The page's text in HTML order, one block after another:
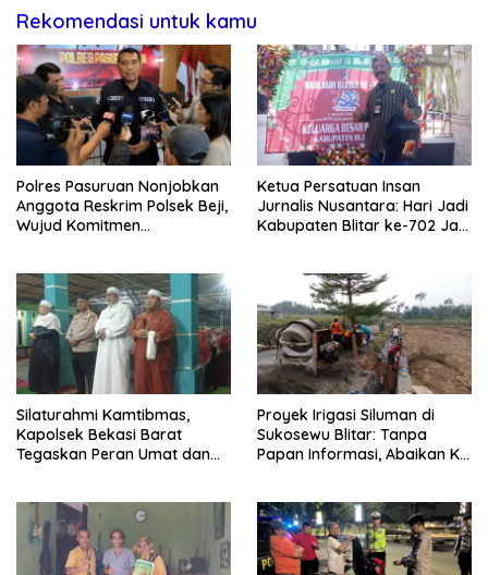
Rekomendasi untuk kamu
Polres Pasuruan Nonjobkan
Anggota Reskrim Polsek Beji,
Wujud Komitmen
Ketua Persatuan Insan
Jurnalis Nusantara: Hari Jadi
Kabupaten Blitar ke-702 Jadi
Silaturahmi Kamtibmas,
Kapolsek Bekasi Barat
Tegaskan Peran Umat dan
Proyek Irigasi Siluman di
Sukosewu Blitar: Tanpa
Papan Informasi, Abaikan K3,